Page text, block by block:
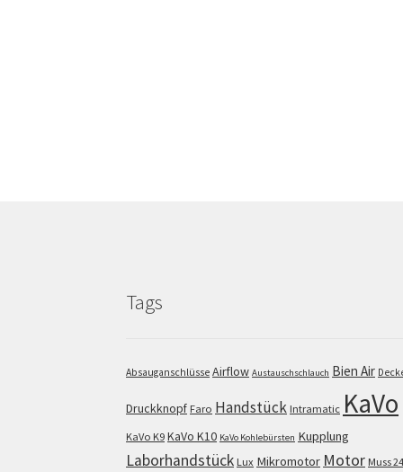
Tags
Absauganschlüsse Airflow Austauschschlauch Bien Air
Druckknopf Faro Handstück Intramatic KaVo
KaVo K9 KaVo K10 KaVo Kohlebürsten Kupplung
Laborhandstück Lux Mikromotor Motor Muss